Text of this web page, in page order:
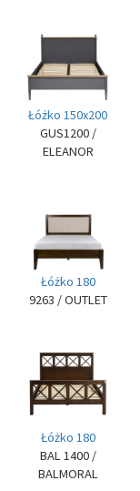
Łóżko 150x200
GUS1200 /
ELEANOR
Łóżko 180
9263 / OUTLET
Łóżko 180
BAL 1400 /
BALMORAL